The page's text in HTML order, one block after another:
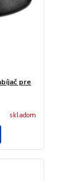
pre
skladom